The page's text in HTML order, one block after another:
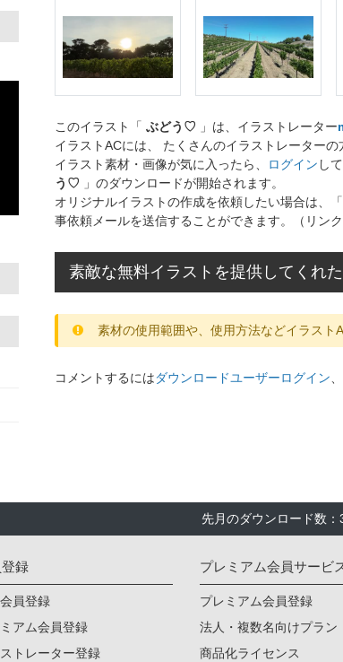
このイラスト「 ぶどう♡ 」は、イラストレーター
イラストACには、 たくさんのイラストレーター
イラスト素材・画像が気に入ったら、
ログイン し
う♡ 」のダウンロードが開始されます。
オリジナルイラストの作成を依頼したい場合は、「
事依頼メールを送信することができます。（リン
素敵な無料イラストを提供してくれ
素材の使用範囲や、使用方法などイラス
コメントするにはダウンロードユーザーログイン
先月のダウンロード数
録
員登録
アム会員登録
トレーター登録
プレミアム会員サービ
プレミアム会員登録
法人・複数名向けプラン
商品化ライセンス